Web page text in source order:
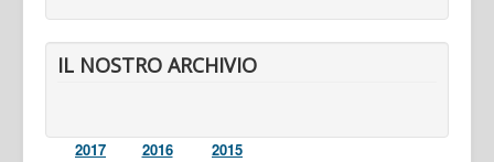
IL NOSTRO ARCHIVIO
2017 2016 2015